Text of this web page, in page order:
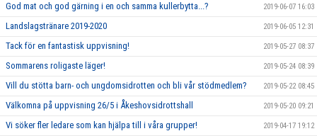
God mat och god gärning i en och samma kullerbytta...? 2019-06-07 16:03
Landslagstränare 2019-2020 2019-06-05 12:31
Tack för en fantastisk uppvisning! 2019-05-27 08:37
Sommarens roligaste läger! 2019-05-24 08:39
Vill du stötta barn- och ungdomsidrotten och bli vår stödmedlem? 2019-05-22 08:45
Välkomna på uppvisning 26/5 i Åkeshovsidrottshall 2019-05-20 09:21
Vi söker fler ledare som kan hjälpa till i våra grupper! 2019-04-17 19:12